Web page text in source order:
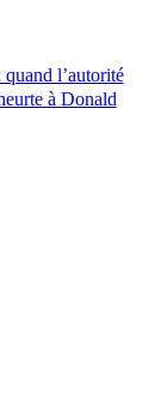
l’autorité
à Donald